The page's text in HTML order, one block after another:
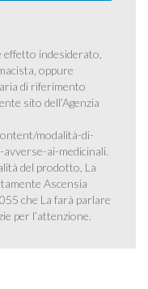
effetto indesiderato,
oppure
di riferimento
sito dell’Agenzia
modalità-di-
ai-medicinali.
del prodotto, La
Ascensia
che La farà parlare
per l’attenzione.